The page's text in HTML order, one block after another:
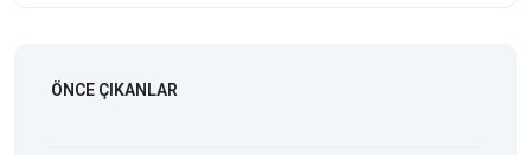
ÖNCE ÇIKANLAR